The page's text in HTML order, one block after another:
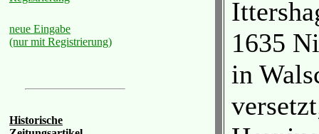
neue Eingabe
(nur mit Registrierung)
Historische
1635
in